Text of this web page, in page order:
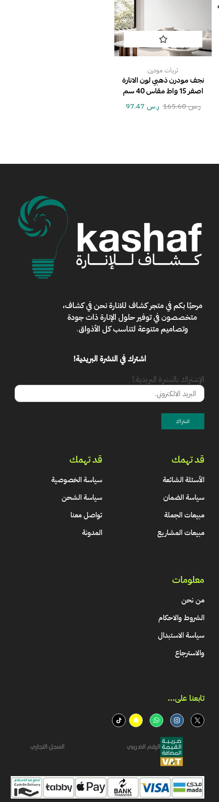
ثريات مودرن
نجف مودرن ذهبي لون الانارة
اصفر 15 واط مقاس 40 سم
ر.س165.60 ر.س
مرحبًا بكم فيمتجر كشاف للانارةنحن في كشاف،
متخصصون في توفير حلول الإنارة ذات جودة
وتصاميم متنوعة لتناسب كل الأذواق.
اشترك في النشرة البريدية!
الإشتراك بالنشرة البريدية.!
قد تهمك
الأسئلة الشائعة
سياسة الضمان
مبيعات الجملة
مبيعات المشاريع
قد تهمك
سياسة الخصوصية
سياسة الشحن
تواصل معنا
المدونة
معلومات
من نحن
الشروط والاحكام
سياسة الاستبدال
والاسترجاع
تابعنا على...​
الرقم الضريبي السجل التجاري